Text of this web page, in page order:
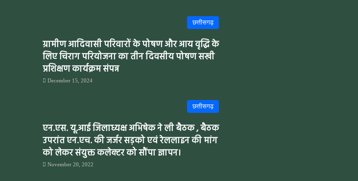
छत्तीसगढ़
ग्रामीण आदिवासी परिवारों के पोषण और आय वृद्धि के
लिए चिराग परियोजना का तीन दिवसीय पोषण सखी
प्रशिक्षण कार्यक्रम संपन्न
December 15, 2024
छत्तीसगढ़
एन.एस. यू.आई जिलाध्यक्ष अभिषेक ने ली बैठक , बैठक
उपरांत एन.एच. की जर्जर सड़को एवं रेललाइन की मांग
को लेकर संयुक्त कलेक्टर को सौंपा ज्ञापन।
November 20, 2022